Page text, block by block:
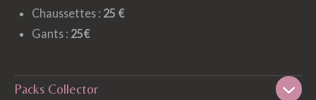
Chaussettes : 25 €
Gants : 25€
Packs Collector